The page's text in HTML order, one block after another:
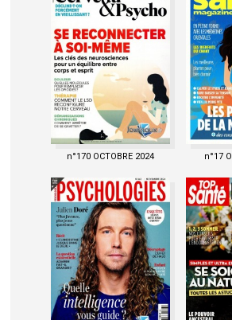
n°170 OCTOBRE 2024 n°17